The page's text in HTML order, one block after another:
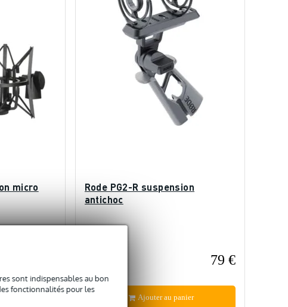
sont indispensables au bon
fonctionnalités pour les
micro
Rode PG2-R suspension
antichoc
79 €
Ajouter au panier